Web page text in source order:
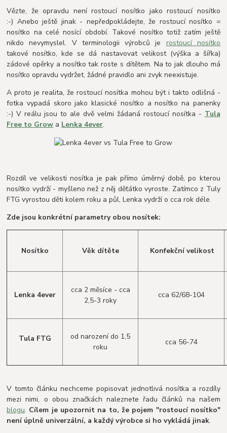
Vězte, že opravdu není rostoucí nosítko jako rostoucí nosítko
:-) Anebo ještě jinak - nepředpokládejte, že rostoucí nosítko =
nosítko na celé nosící období. Takové nosítko totiž zatím ještě
nikdo nevymyslel. V terminologii výrobců je rostoucí nosítko
takové nosítko, kde se dá nastavovat velikost (výška a šířka)
zádové opěrky a nosítko tak roste s dítětem. Na to jak dlouho má
nosítko opravdu vydržet, žádné pravidlo ani zvyk neexistuje.
A proto je realita, že rostoucí nosítka mohou být i takto odlišná -
fotka vypadá skoro jako klasické nosítko a nosítko na panenky
:-) V reálu jsou to ale dvě velmi žádaná rostoucí nosítka - Tula
Free to Grow a Lenka 4ever.
Rozdíl ve velikosti nosítka je pak přímo úměrný době, po kterou
nosítko vydrží - myšleno než z něj děťátko vyroste. Zatímco z Tuly
FTG vyrostou děti kolem roku a půl, Lenka vydrží o cca rok déle.
Zde jsou konkrétní parametry obou nosítek:
Nosítko Věk dítěte Konfekční velikost
Lenka 4ever
cca 2 měsíce - cca
2,5-3 roky
cca 62/68-104
Tula FTG
od narození do 1,5
roku
cca 56-74
V tomto článku nechceme popisovat jednotlivá nosítka a rozdíly
mezi nimi, o obou značkách naleznete řadu článků na našem
blogu. Cílem je upozornit na to, že pojem "rostoucí nosítko"
není úplně univerzální, a každý výrobce si ho vykládá jinak.